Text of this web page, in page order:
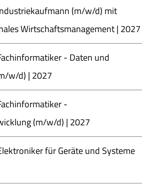
(m/w/d) mit
Wirtschaftsmanagement | 2027
- Daten und
w/d) | 2027
-
(m/w/d) | 2027
für Geräte und Systeme